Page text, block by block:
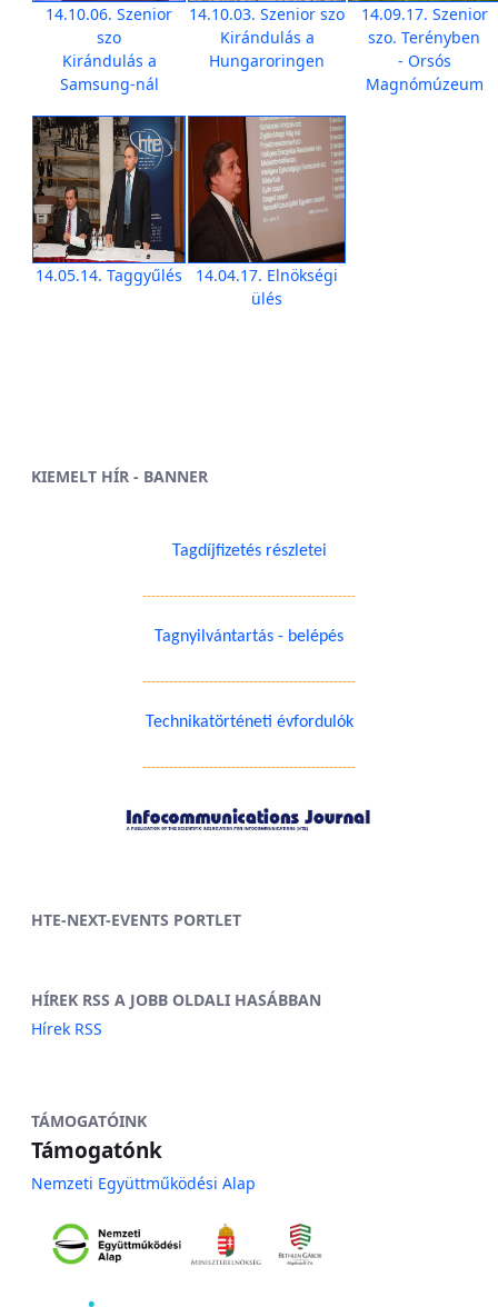
14.10.06. Szenior
szo
Kirándulás a
Samsung-nál
14.10.03. Szenior szo
Kirándulás a
Hungaroringen
14.09.17. Szenior
szo. Terényben
- Orsós
Magnómúzeum
14.05.14. Taggyűlés
14.04.17. Elnökségi
ülés
KIEMELT HÍR - BANNER
Tagdíjfizetés részletei
------------------------------------------------
Tagnyilvántartás - belépés
------------------------------------------------
Technikatörténeti évfordulók
------------------------------------------------
HTE-NEXT-EVENTS PORTLET
HÍREK RSS A JOBB OLDALI HASÁBBAN
Hírek RSS
TÁMOGATÓINK
Támogatónk
Nemzeti Együttműködési Alap